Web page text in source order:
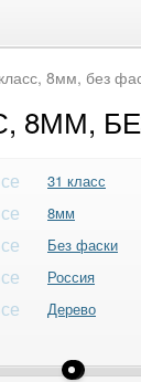
8мм, без
8ММ,
31 класс
8мм
Без фаски
Россия
Дерево